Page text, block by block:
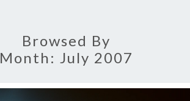
Browsed By
Month: July 2007